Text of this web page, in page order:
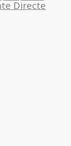
Directe